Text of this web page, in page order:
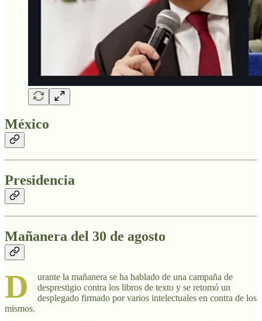
México
Presidencia
Mañanera del 30 de agosto
D
urante la mañanera se ha hablado de una campaña de
desprestigio contra los libros de texto y se retomó un
desplegado firmado por varios intelectuales en contra de los
mismos.